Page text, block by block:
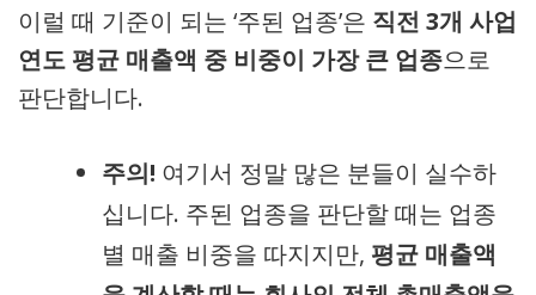
이럴 때 기준이 되는 ‘주된 업종’은 직전 3개 사업
연도 평균 매출액 중 비중이 가장 큰 업종으로
판단합니다.
주의! 여기서 정말 많은 분들이 실수하
십니다. 주된 업종을 판단할 때는 업종
별 매출 비중을 따지지만, 평균 매출액